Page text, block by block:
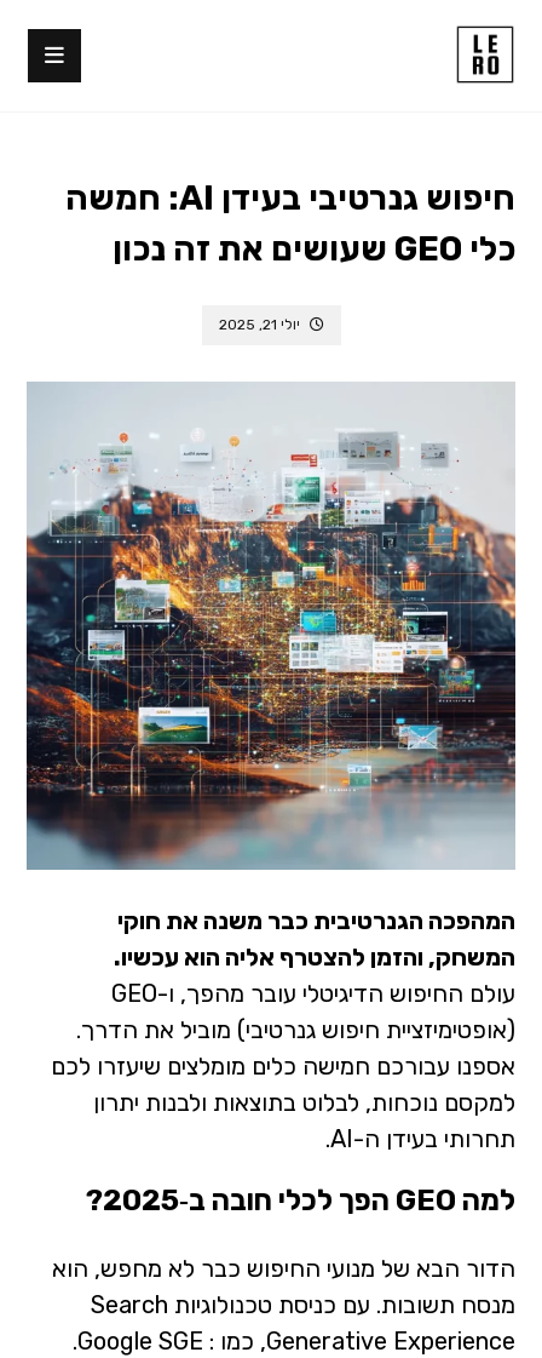
חיפוש גנרטיבי בעידן AI: חמשה
כלי GEO שעושים את זה נכון
יולי 21, 2025
המהפכה הגנרטיבית כבר משנה את חוקי
המשחק, והזמן להצטרף אליה הוא עכשיו.
עולם החיפוש הדיגיטלי עובר מהפך, ו-GEO
(אופטימיזציית חיפוש גנרטיבי) מוביל את הדרך.
אספנו עבורכם חמישה כלים מומלצים שיעזרו לכם
למקסם נוכחות, לבלוט בתוצאות ולבנות יתרון
תחרותי בעידן ה-AI.
למה GEO הפך לכלי חובה ב‑2025?
הדור הבא של מנועי החיפוש כבר לא מחפש, הוא
מנסח תשובות. עם כניסת טכנולוגיות Search
Generative Experience, כמו : Google SGE.